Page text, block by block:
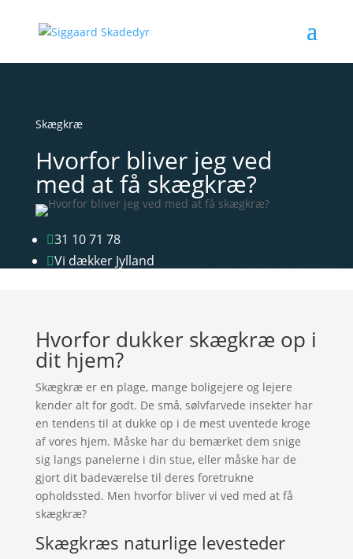
Skægkræ
Hvorfor bliver jeg ved
med at få skægkræ?
31 10 71 78
Vi dækker Jylland
Hvorfor dukker skægkræ op i
dit hjem?
Skægkræ er en plage, mange boligejere og lejere
kender alt for godt. De små, sølvfarvede insekter har
en tendens til at dukke op i de mest uventede kroge
af vores hjem. Måske har du bemærket dem snige
sig langs panelerne i din stue, eller måske har de
gjort dit badeværelse til deres foretrukne
opholdssted. Men hvorfor bliver vi ved med at få
skægkræ?
Skægkræs naturlige levesteder